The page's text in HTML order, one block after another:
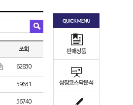
조회
62830
59631
56740